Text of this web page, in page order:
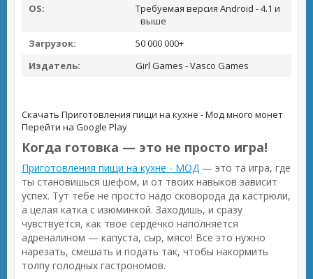
OS:
Требуемая версия Android - 4.1 и
выше
Загрузок:
50 000 000+
Издатель:
Girl Games - Vasco Games
Скачать Приготовления пищи на кухне - Мод много монет
Перейти на Google Play
Когда готовка — это не просто игра!
Приготовления пищи на кухне - МОД — это та игра, где
ты становишься шефом, и от твоих навыков зависит
успех. Тут тебе не просто надо сковорода да кастрюли,
а целая катка с изюминкой. Заходишь, и сразу
чувствуется, как твое сердечко наполняется
адреналином — капуста, сыр, мясо! Все это нужно
нарезать, смешать и подать так, чтобы накормить
толпу голодных гастрономов.